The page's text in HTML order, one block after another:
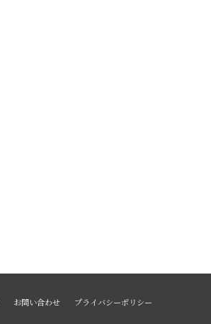
お問い合わせ プライバシーポリシー